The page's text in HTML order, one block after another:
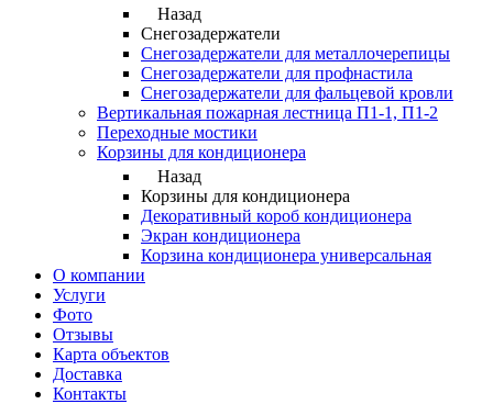
Назад
Снегозадержатели
Снегозадержатели для металлочерепицы
Снегозадержатели для профнастила
Снегозадержатели для фальцевой кровли
Вертикальная пожарная лестница П1-1, П1-2
Переходные мостики
Корзины для кондиционера
Назад
Корзины для кондиционера
Декоративный короб кондиционера
Экран кондиционера
Корзина кондиционера универсальная
О компании
Услуги
Фото
Отзывы
Карта объектов
Доставка
Контакты